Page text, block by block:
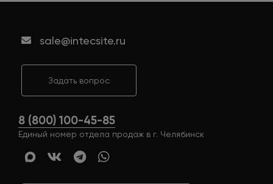
sale@intecsite.ru
Задать вопрос
8 (800) 100-45-85
Единый номер отдела продаж в г. Челябинск